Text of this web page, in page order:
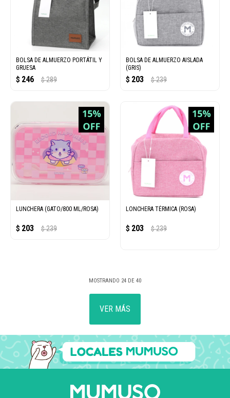
BOLSA DE ALMUERZO PORTÁTIL Y
GRUESA
$ 246 $ 289
BOLSA DE ALMUERZO AISLADA
(GRIS)
$ 203 $ 239
LUNCHERA (GATO/800 ML/ROSA)
$ 203 $ 239
LONCHERA TÉRMICA (ROSA)
$ 203 $ 239
MOSTRANDO 24 DE 40
VER MÁS